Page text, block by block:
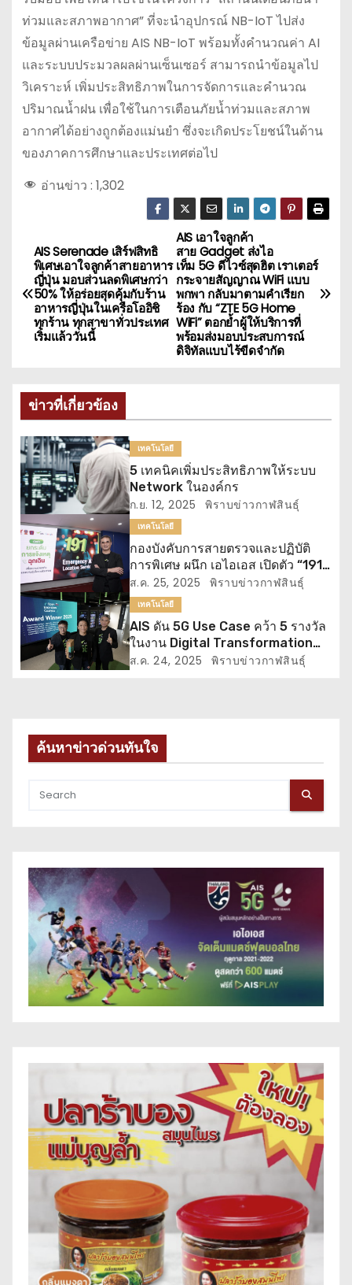
ท่วมและสภาพอากาศ” ที่จะนำอุปกรณ์ NB-IoT ไปส่ง
ข้อมูลผ่านเครือข่าย AIS NB-IoT พร้อมทั้งคำนวณค่า AI
และระบบประมวลผลผ่านเซ็นเซอร์ สามารถนำข้อมูลไป
วิเคราะห์ เพิ่มประสิทธิภาพในการจัดการและคำนวณ
ปริมาณน้ำฝน เพื่อใช้ในการเตือนภัยน้ำท่วมและสภาพ
อากาศได้อย่างถูกต้องแม่นยำ ซึ่งจะเกิดประโยชน์ในด้าน
ของภาคการศึกษาและประเทศต่อไป
อ่านข่าว : 1,302
แ
น
ะ
แ
ว
เ
รื่
อ
ง
AIS เอาใจลูกค้า
สาย Gadget ส่งไอ
เท็ม 5G ดีไวซ์สุดฮิต เราเตอร์
กระจายสัญญาณ WiFi แบบ
พกพา กลับมาตามคำเรียก
ร้อง กับ “ZTE 5G Home
WiFi” ตอกย้ำผู้ให้บริการที่
พร้อมส่งมอบประสบการณ์
ดิจิทัลแบบไร้ขีดจำกัด
AIS Serenade เสิร์ฟสิทธิ
พิเศษเอาใจลูกค้าสายอาหาร
ญี่ปุ่น มอบส่วนลดพิเศษกว่า
50% ให้อร่อยสุดคุ้มกับร้าน
อาหารญี่ปุ่นในเครือโออิชิ
ทุกร้าน ทุกสาขาทั่วประเทศ
เริ่มแล้ววันนี้
ข่าวที่เกี่ยวข้อง
เทคโนโลยี
5 เทคนิคเพิ่มประสิทธิภาพให้ระบบ
Network ในองค์กร
ก.ย. 12, 2025 พิราบข่าวกาฬสินธุ์
เทคโนโลยี
กองบังคับการสายตรวจและปฏิบัติ
การพิเศษ ผนึก เอไอเอส เปิดตัว “191
ELS” ระบุตำแหน่งผู้แจ้งเหตุฉุกเฉิน
ครั้งแรกในไทย
ส.ค. 25, 2025 พิราบข่าวกาฬสินธุ์
เทคโนโลยี
AIS ดัน 5G Use Case คว้า 5 รางวัล
ในงาน Digital Transformation
World 2025 โดย TM Forum ต่อ
ส.ค. 24, 2025 พิราบข่าวกาฬสินธุ์
ค้นหาข่าวด่วนทันใจ